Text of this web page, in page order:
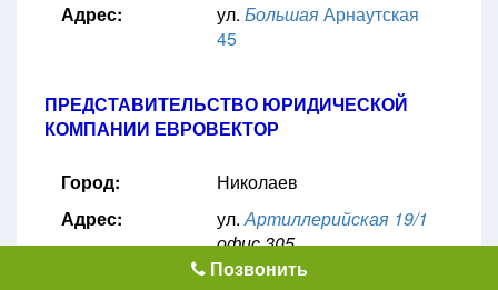
Адрес:
ул. БольшаяАрнаутская
45
ПРЕДСТАВИТЕЛЬСТВО ЮРИДИЧЕСКОЙ
КОМПАНИИ ЕВРОВЕКТОР
Город:
Николаев
Адрес:
ул.Артиллерийская 19/1
офис 305
Позвонить